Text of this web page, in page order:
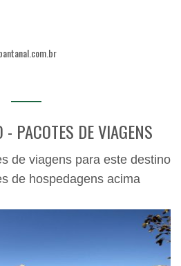
PACOTES DE VIAGENS
de viagens para este destino
de hospedagens acima